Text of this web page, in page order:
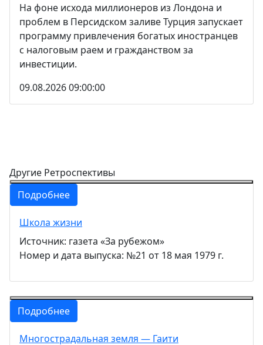
На фоне исхода миллионеров из Лондона и
проблем в Персидском заливе Турция запускает
программу привлечения богатых иностранцев
с налоговым раем и гражданством за
инвестиции.
09.08.2026 09:00:00
Другие Ретроспективы
Подробнее
Школа жизни
Источник: газета «За рубежом»
Номер и дата выпуска: №21 от 18 мая 1979 г.
Подробнее
Многострадальная земля — Гаити